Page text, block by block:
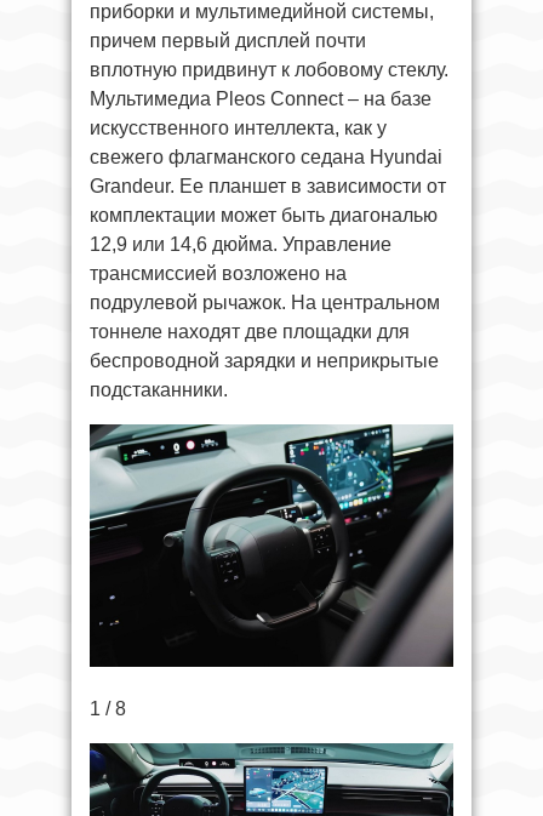
приборки и мультимедийной системы,
причем первый дисплей почти
вплотную придвинут к лобовому стеклу.
Мультимедиа Pleos Connect – на базе
искусственного интеллекта, как у
свежего флагманского седана Hyundai
Grandeur. Ее планшет в зависимости от
комплектации может быть диагональю
12,9 или 14,6 дюйма. Управление
трансмиссией возложено на
подрулевой рычажок. На центральном
тоннеле находят две площадки для
беспроводной зарядки и неприкрытые
подстаканники.
1 / 8